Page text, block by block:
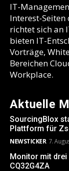
IT-
Interest-
richtet sich an
bieten IT-
Vorträge,
Bereichen
Workplace.
Aktuelle
SourcingBlox
Plattform für
NEWSTICKER 7.
Monitor mit drei
CQ32G4ZA